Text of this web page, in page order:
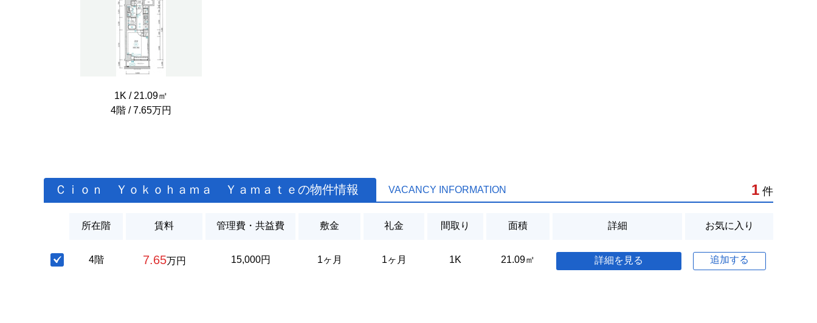
1K / 21.09㎡
4階 / 7.65万円
Ｃｉｏｎ Ｙｏｋｏｈａｍａ Ｙａｍａｔｅの物件情報 VACANCY INFORMATION 1 件
所在階 賃料 管理費・共益費 敷金 礼金 間取り 面積 詳細 お気に入り
4階 7.65万円 15,000円 1ヶ月 1ヶ月 1K 21.09㎡ 詳細を見る 追加する